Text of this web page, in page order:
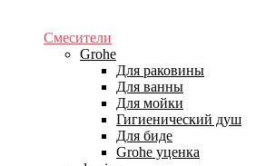
Смесители
Grohe
Для раковины
Для ванны
Для мойки
Гигиенический душ
Для биде
Grohe уценка